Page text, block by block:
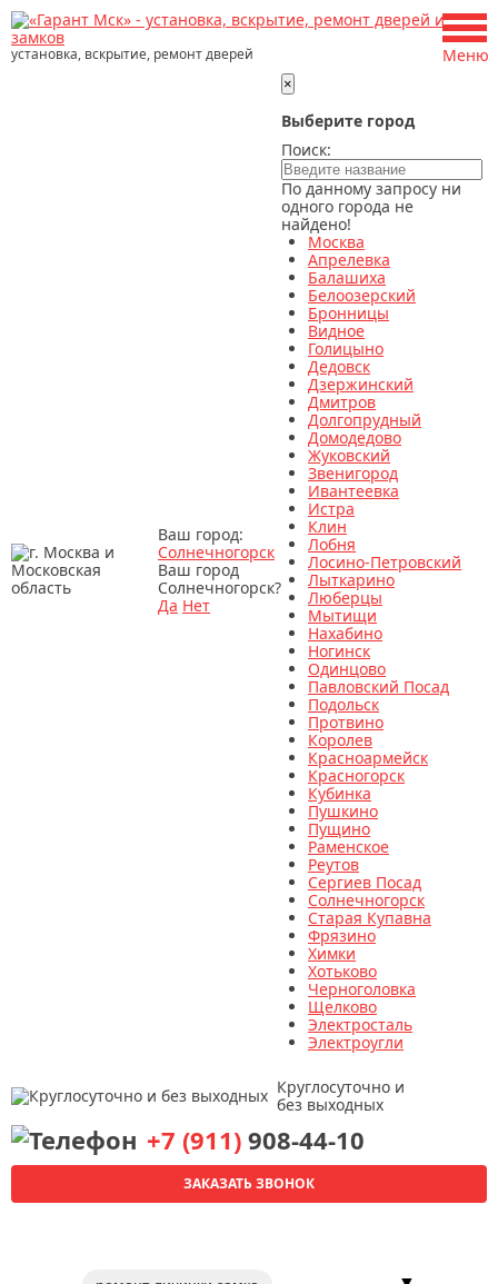
установка, вскрытие, ремонт дверей
Ваш город:
Солнечногорск
Ваш город
Солнечногорск?
Да Нет
×
Выберите город
Поиск:
По данному запросу ни
одного города не
найдено!
Москва
Апрелевка
Балашиха
Белоозерский
Бронницы
Видное
Голицыно
Дедовск
Дзержинский
Дмитров
Долгопрудный
Домодедово
Жуковский
Звенигород
Ивантеевка
Истра
Клин
Лобня
Лосино-Петровский
Лыткарино
Люберцы
Мытищи
Нахабино
Ногинск
Одинцово
Павловский Посад
Подольск
Протвино
Королев
Красноармейск
Красногорск
Кубинка
Пушкино
Пущино
Раменское
Реутов
Сергиев Посад
Солнечногорск
Старая Купавна
Фрязино
Химки
Хотьково
Черноголовка
Щелково
Электросталь
Электроугли
Круглосуточно и
без выходных
+7 (911) 908-44-10
ЗАКАЗАТЬ ЗВОНОК
Меню